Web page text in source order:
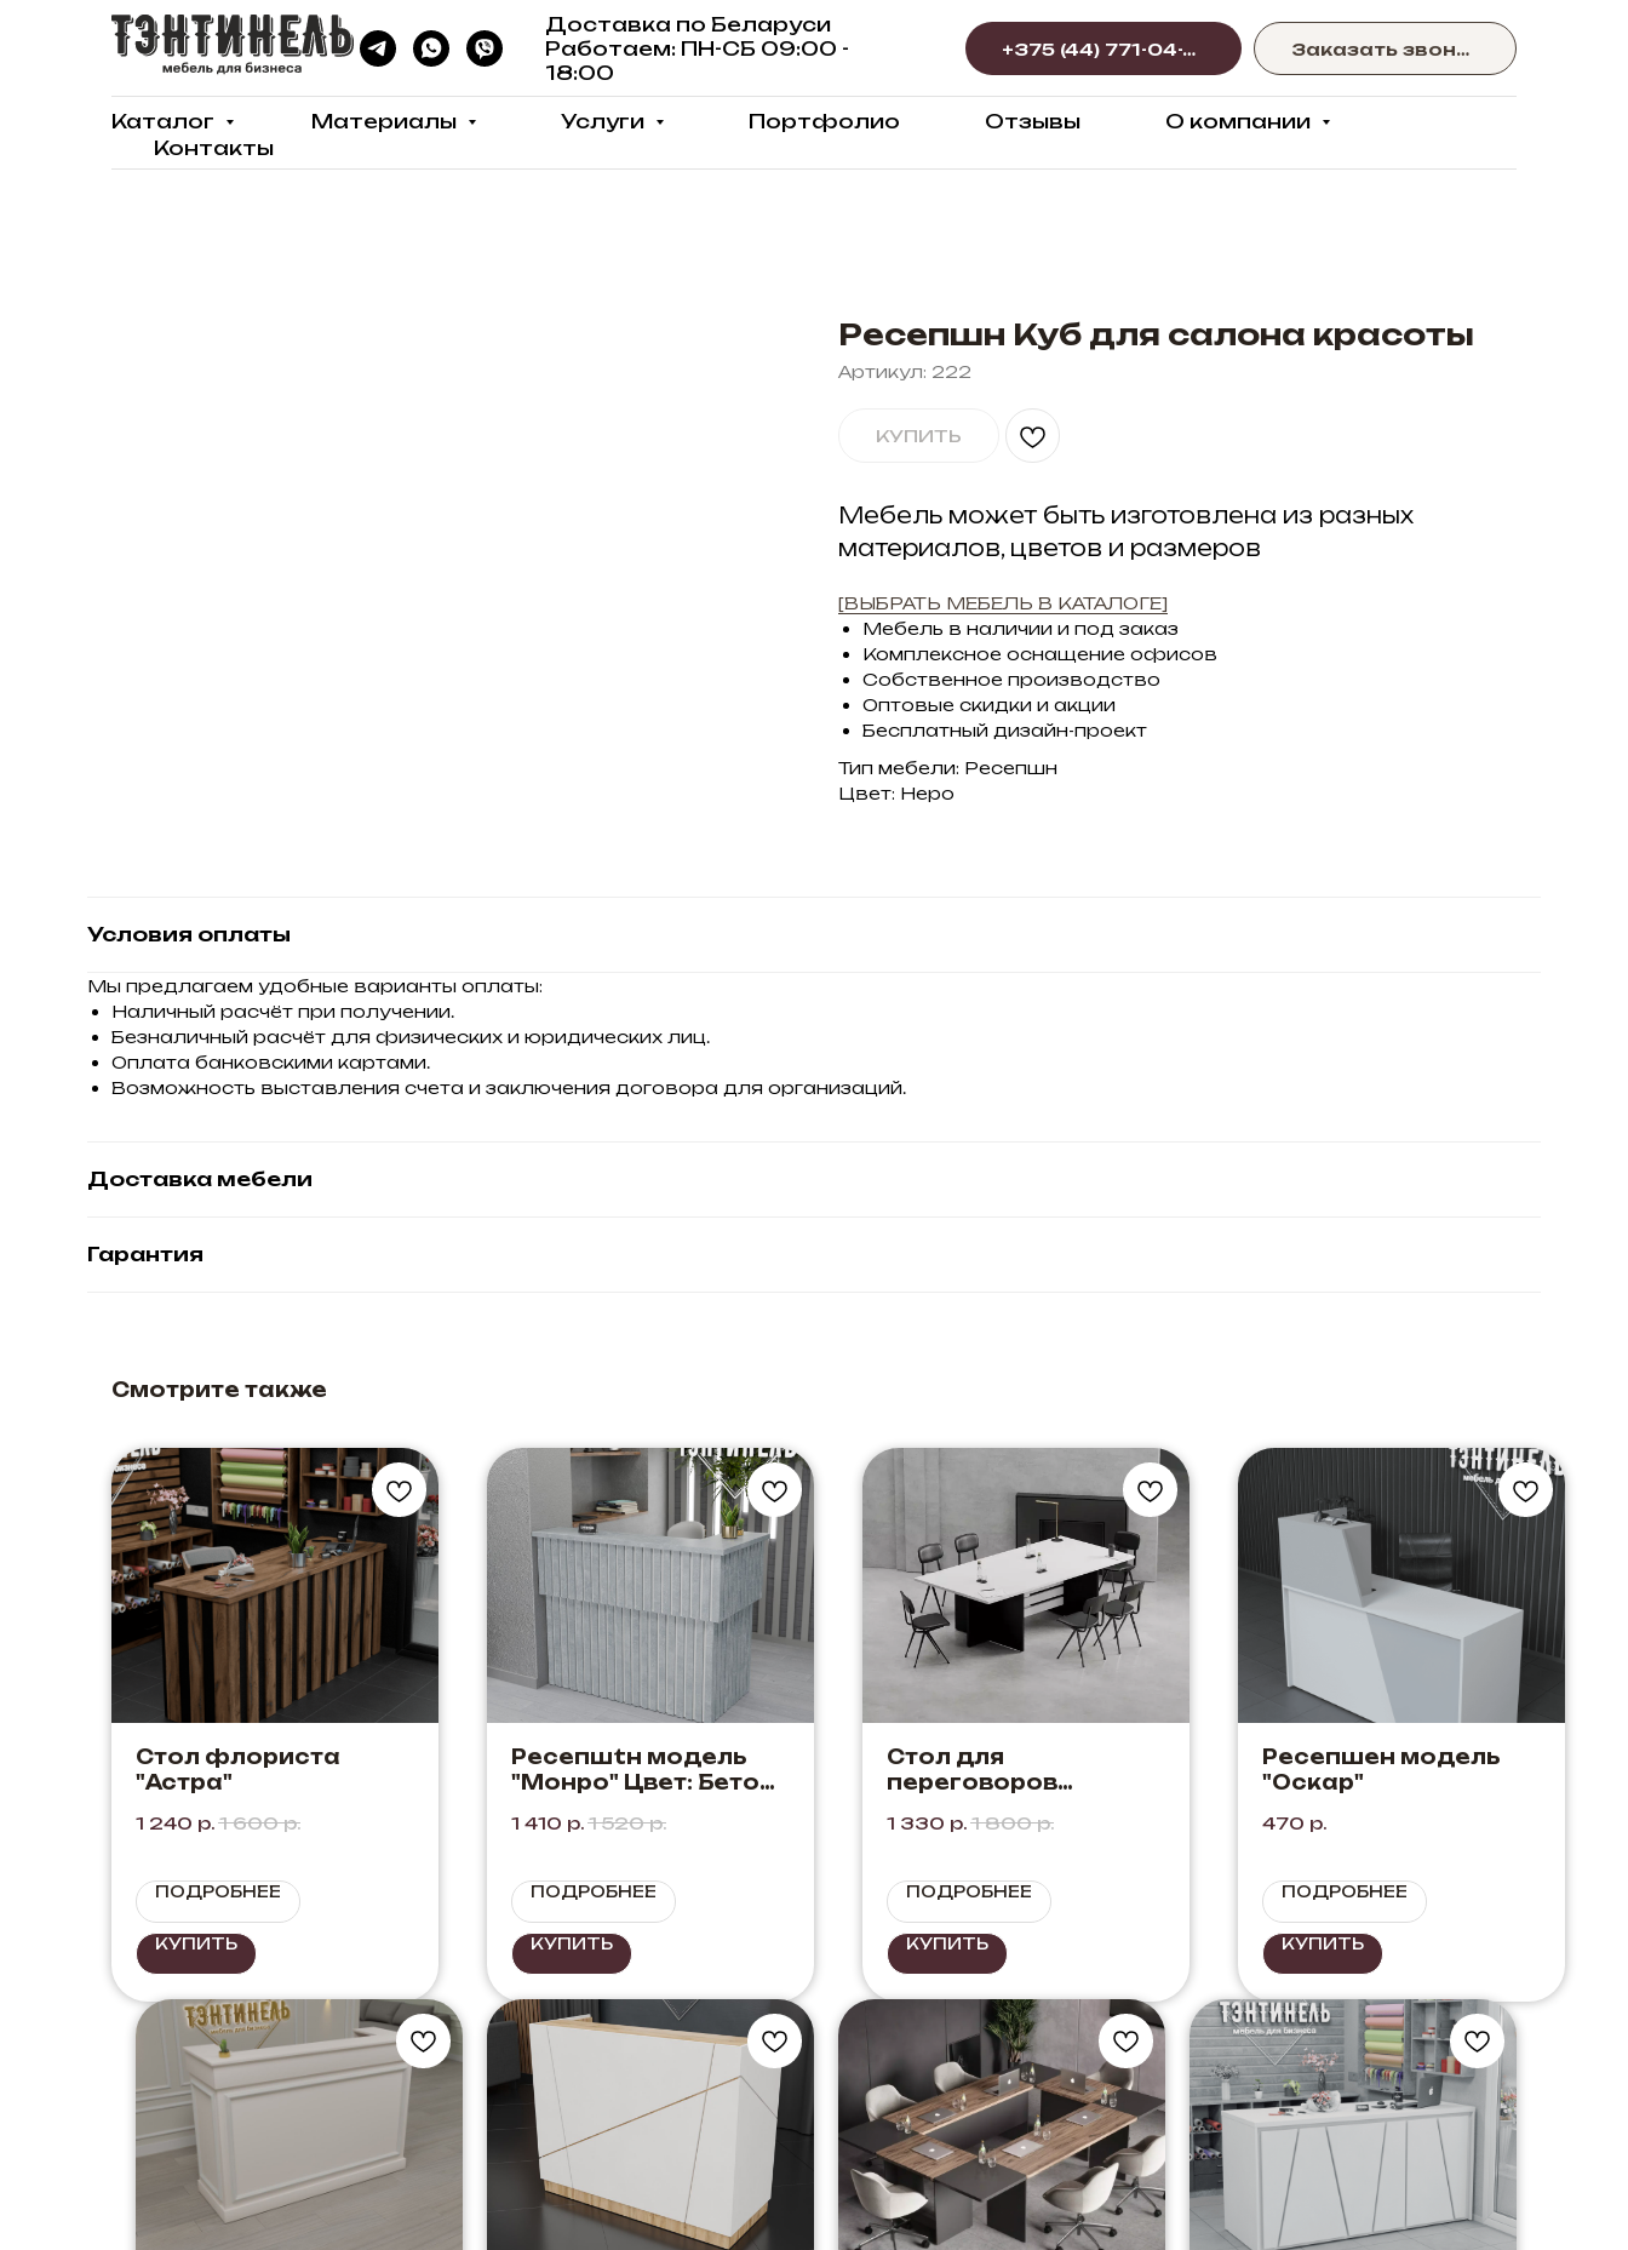
Доставка по Беларуси
Работаем: ПН-СБ 09:00 -
18:00
+375 (44) 771-04-77 Заказать звонок
Каталог Материалы Услуги Портфолио Отзывы
О компании
Контакты
Ресепшн Куб для салона красоты
Артикул: 222
КУПИТЬ
Мебель может быть изготовлена из разных
материалов, цветов и размеров
[ВЫБРАТЬ МЕБЕЛЬ В КАТАЛОГЕ]
Мебель в наличии и под заказ
Комплексное оснащение офисов
Собственное производство
Оптовые скидки и акции
Бесплатный дизайн-проект
Тип мебели: Ресепшн
Цвет: Неро
Условия оплаты
Мы предлагаем удобные варианты оплаты:
Наличный расчёт при получении.
Безналичный расчёт для физических и юридических лиц.
Оплата банковскими картами.
Возможность выставления счета и заключения договора для организаций.
Доставка мебели
Гарантия
Смотрите также
Стол флориста
"Астра"
1 240 р. 1 600 р.
ПОДРОБНЕЕ
КУПИТЬ
Ресепшtн модель
"Монро" Цвет: Бетон
1 410 р. 1 520 р.
ПОДРОБНЕЕ
КУПИТЬ
Стол для
переговоров
Белый + Бетон
1 330 р. 1 800 р.
ПОДРОБНЕЕ
КУПИТЬ
Ресепшен модель
"Оскар"
470 р.
ПОДРОБНЕЕ
КУПИТЬ